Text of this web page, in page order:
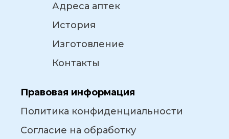
Адреса аптек
История
Изготовление
Контакты
Правовая информация
Политика конфиденциальности
Согласие на обработку